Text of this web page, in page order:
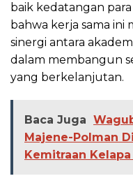
baik kedatangan
bahwa kerja sama
sinergi antara
dalam membangun
yang berkelanjutan.
Baca Juga
Majene-Polman
Kemitraan